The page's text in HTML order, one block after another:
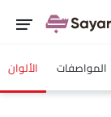
المواصفات الألوان